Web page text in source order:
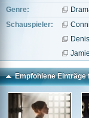
Genre:
Schauspieler:
Empfohlene
dir"